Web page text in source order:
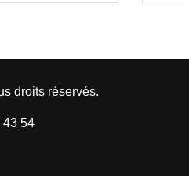
droits réservés.
43 54